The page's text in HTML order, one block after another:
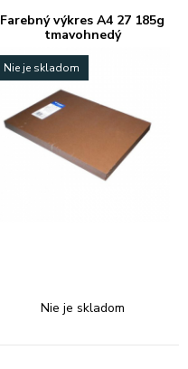
Farebný výkres A4 27 185g
tmavohnedý
Nie je skladom
Nie je skladom